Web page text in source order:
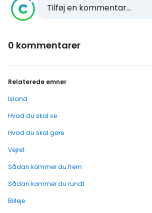
Tilføj en kommentar...
0 kommentarer
Relaterede emner
Island
Hvad du skal se
Hvad du skal gøre
Vejret
Sådan kommer du frem
Sådan kommer du rundt
Billeje